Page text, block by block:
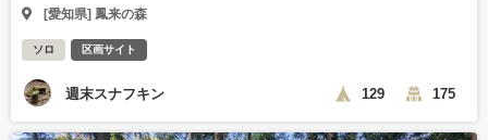
[愛知県] 鳳来の森
ソロ 区画サイト
週末スナフキン 129 175